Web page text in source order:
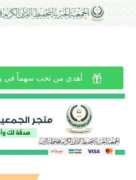
 أهدي من تحب سهماً في